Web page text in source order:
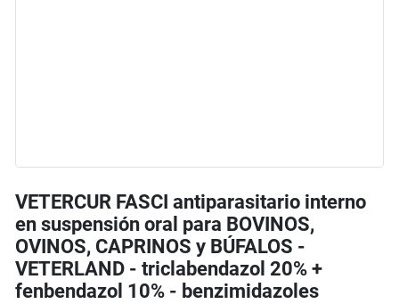
VETERCUR FASCI antiparasitario interno
en suspensión oral para BOVINOS,
OVINOS, CAPRINOS y BÚFALOS -
VETERLAND - triclabendazol 20% +
fenbendazol 10% - benzimidazoles